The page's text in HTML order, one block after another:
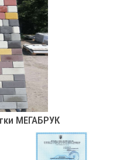
МЕГАБРУК